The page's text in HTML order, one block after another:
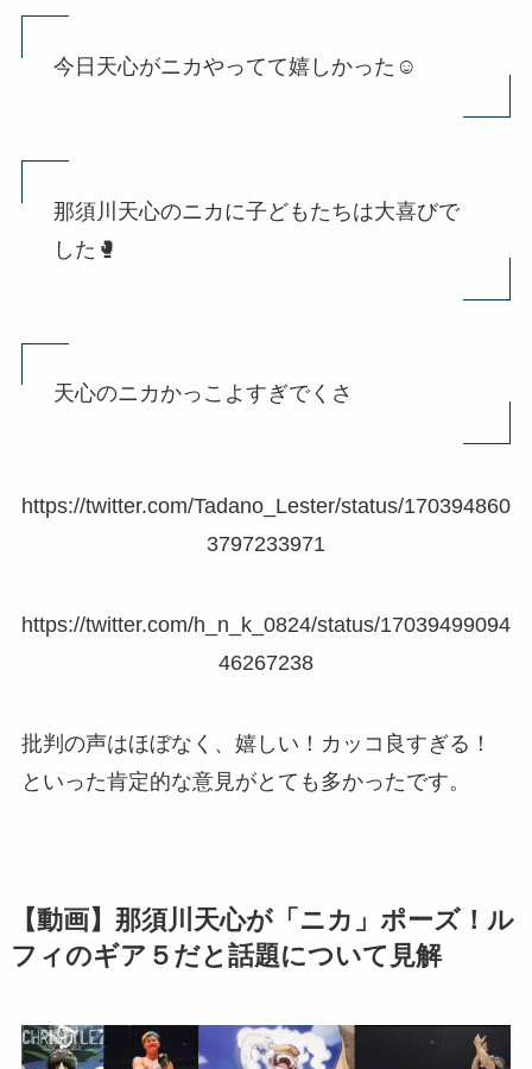
今日天心がニカやってて嬉しかった☺️
那須川天心のニカに子どもたちは大喜びで
した🥊
天心のニカかっこよすぎでくさ
https://twitter.com/Tadano_Lester/status/170394860
3797233971
https://twitter.com/h_n_k_0824/status/17039499094
46267238
批判の声はほぼなく、嬉しい！カッコ良すぎる！
といった肯定的な意見がとても多かったです。
【動画】那須川天心が「ニカ」ポーズ！ル
フィのギア５だと話題について見解